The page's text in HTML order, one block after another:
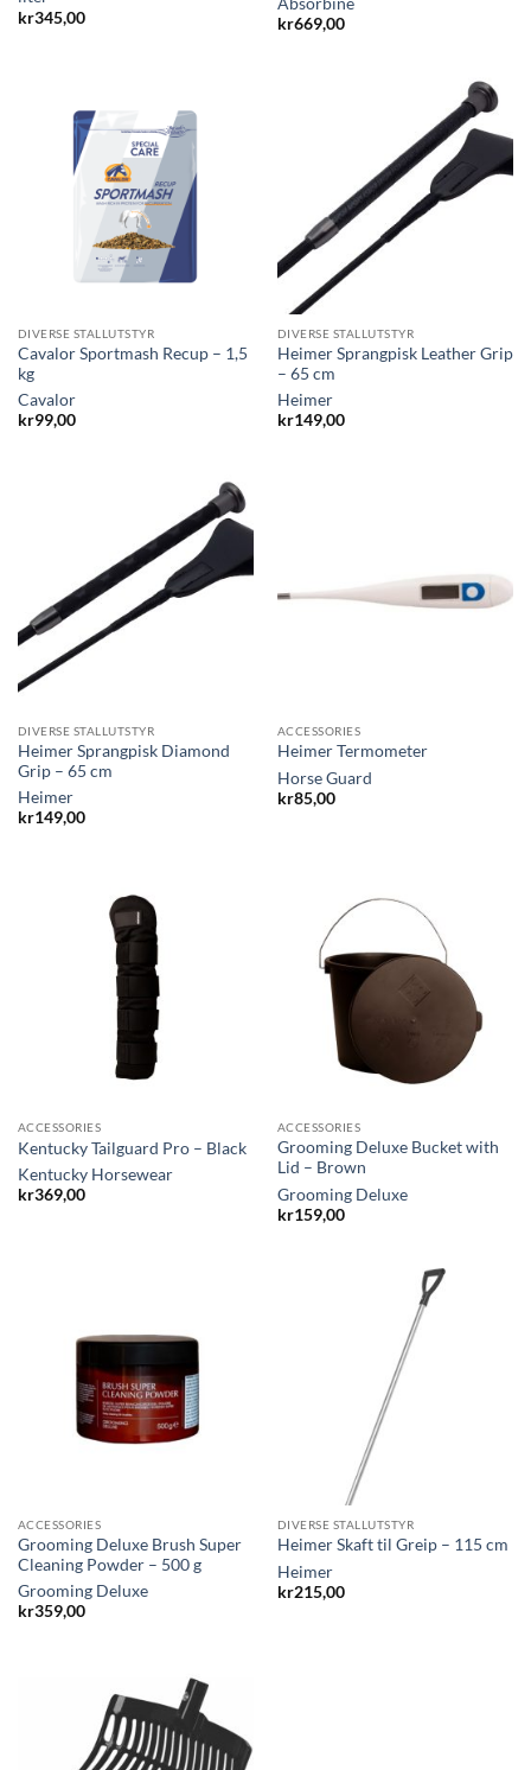
kr345,00
kr669,00
DIVERSE STALLUTSTYR
Cavalor Sportmash Recup – 1,5
kg
Cavalor
kr99,00
DIVERSE STALLUTSTYR
Heimer Sprangpisk Leather Grip
– 65 cm
Heimer
kr149,00
DIVERSE STALLUTSTYR
Heimer Sprangpisk Diamond
Grip – 65 cm
Heimer
kr149,00
ACCESSORIES
Heimer Termometer
Horse Guard
kr85,00
ACCESSORIES
Kentucky Tailguard Pro – Black
Kentucky Horsewear
kr369,00
ACCESSORIES
Grooming Deluxe Bucket with
Lid – Brown
Grooming Deluxe
kr159,00
ACCESSORIES
Grooming Deluxe Brush Super
Cleaning Powder – 500 g
Grooming Deluxe
kr359,00
DIVERSE STALLUTSTYR
Heimer Skaft til Greip – 115 cm
Heimer
kr215,00